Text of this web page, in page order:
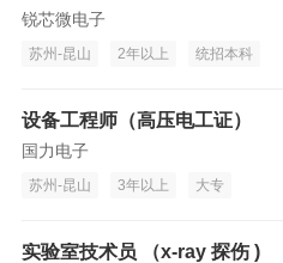
锐芯微电子
苏州-昆山 2年以上 统招本科
设备工程师（高压电工证）
国力电子
苏州-昆山 3年以上 大专
实验室技术员 （x-ray 探伤 )